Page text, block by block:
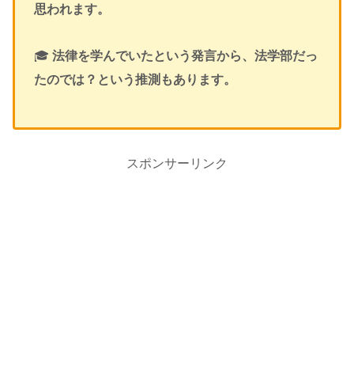
思われます。
🎓 法律を学んでいたという発言から、法学部だっ
たのでは？という推測もあります。
スポンサーリンク